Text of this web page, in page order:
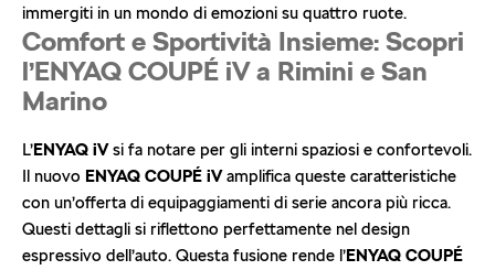
immergiti in un mondo di emozioni su quattro ruote.
Comfort e Sportività Insieme: Scopri
l’ENYAQ COUPÉ iV a Rimini e San
Marino
L’ENYAQ iVsi fa notare per gli interni spaziosi e confortevoli.
Il nuovo ENYAQ COUPÉ iVamplifica queste caratteristiche
con un’offerta di equipaggiamenti di serie ancora più ricca.
Questi dettagli si riflettono perfettamente nel design
espressivo dell’auto. Questa fusione rende l’ENYAQ COUPÉ